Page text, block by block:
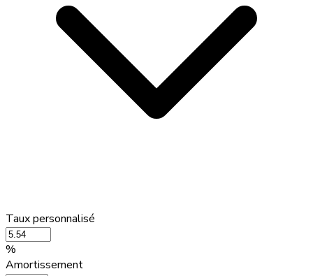
Taux personnalisé
%
Amortissement